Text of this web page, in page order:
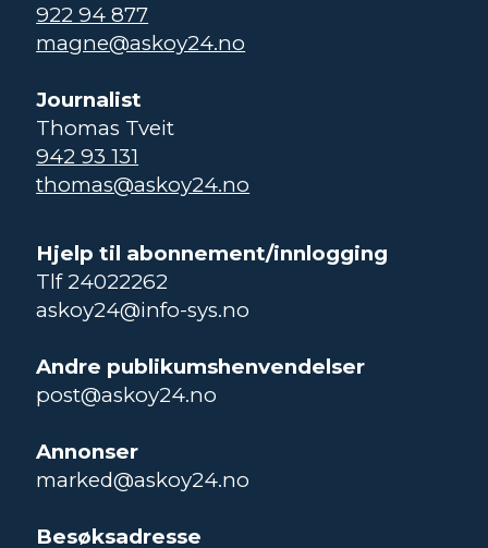
922 94 877
magne@askoy24.no
Journalist
Thomas Tveit
942 93 131
thomas@askoy24.no
Hjelp til abonnement/innlogging
Tlf 24022262
askoy24@info-sys.no
Andre publikumshenvendelser
post@askoy24.no
Annonser
marked@askoy24.no
Besøksadresse